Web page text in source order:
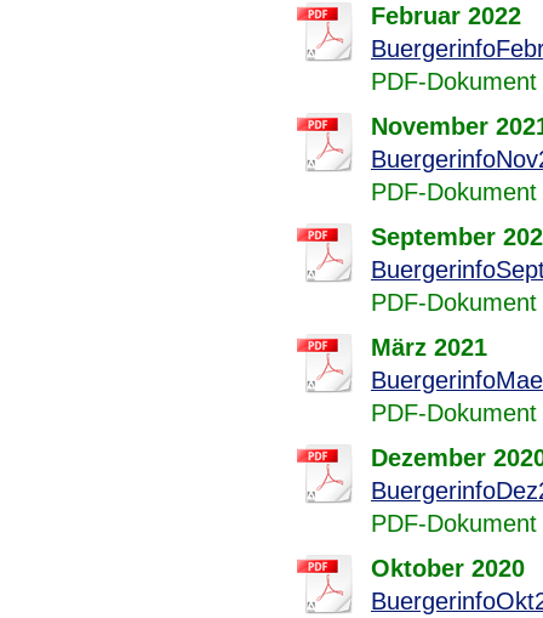
Februar 2022
PDF-
November
PDF-
September
PDF-
März 2021
PDF-
Dezember
PDF-
Oktober 2020